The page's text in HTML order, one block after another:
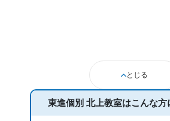
とじる
東進個別 北上教室はこんな方